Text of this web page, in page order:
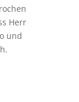
Herr
und